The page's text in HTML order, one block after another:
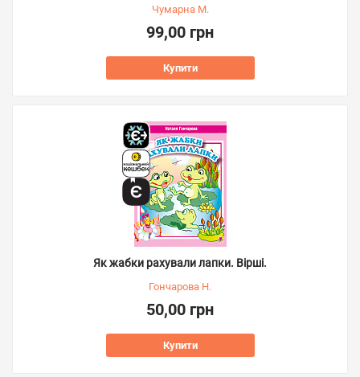
Чумарна М.
99,00 грн
Купити
Як жабки рахували лапки. Вірші.
Гончарова Н.
50,00 грн
Купити